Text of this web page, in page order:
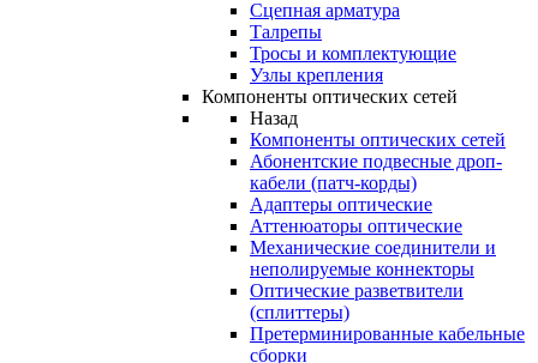
Сцепная арматура
Талрепы
Тросы и комплектующие
Узлы крепления
Компоненты оптических сетей
Назад
Компоненты оптических сетей
Абонентские подвесные дроп-
кабели (патч-корды)
Адаптеры оптические
Аттенюаторы оптические
Механические соединители и
неполируемые коннекторы
Оптические разветвители
(сплиттеры)
Претерминированные кабельные
сборки